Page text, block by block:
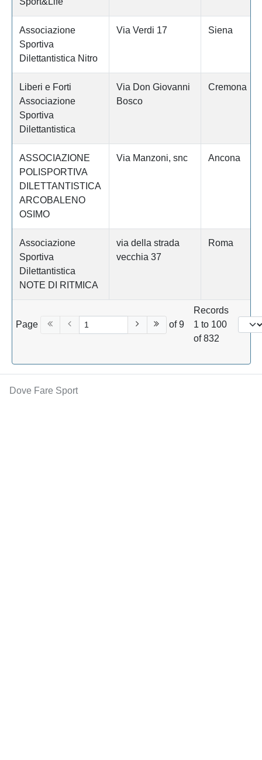
Associazione
Sportiva
Dilettantistica Nitro
Via Verdi 17 Siena
Liberi e Forti
Associazione
Sportiva
Dilettantistica
Via Don Giovanni
Bosco
Cremona
ASSOCIAZIONE
POLISPORTIVA
DILETTANTISTICA
ARCOBALENO
OSIMO
Via Manzoni, snc Ancona
Associazione
Sportiva
Dilettantistica
NOTE DI RITMICA
via della strada
vecchia 37
Roma
Page of 9
Records
1 to 100
of 832
Dove Fare Sport